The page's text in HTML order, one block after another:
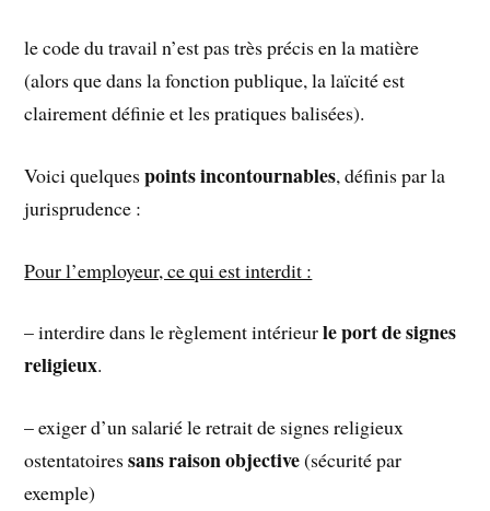
le code du travail n’est pas très précis en la matière
(alors que dans la fonction publique, la laïcité est
clairement définie et les pratiques balisées).
Voici quelquespoints incontournables, définis par la
jurisprudence :
Pour l’employeur, ce qui est interdit :
– interdire dans le règlement intérieurle port de signes
religieux.
– exiger d’un salarié le retrait de signes religieux
ostentatoiressans raison objective(sécurité par
exemple)